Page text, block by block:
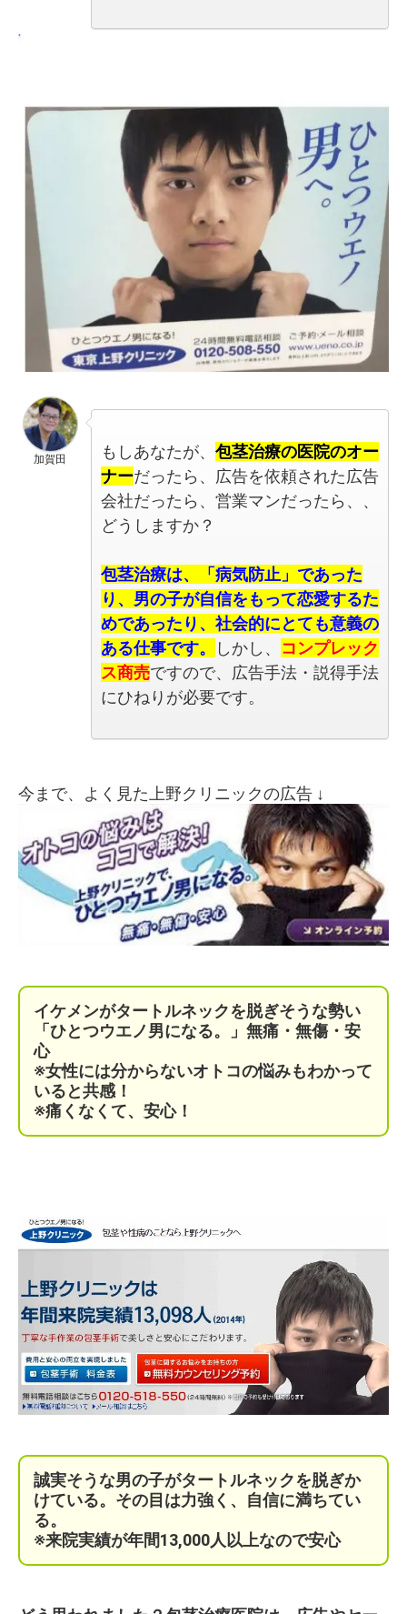
加賀田 もしあなたが、 包茎治療の医院のオー
ナーだったら、広告を依頼された広告
会社だったら、営業マンだったら、、
どうしますか？
包茎治療は、「病気防止」であった
り、男の子が自信をもって恋愛するた
めであったり、社会的にとても意義の
ある仕事です。
しかし、 コンプレック
ス商売ですので、広告手法・説得手法
にひねりが必要です。
今まで、よく見た上野クリニックの広告 ↓
イケメンがタートルネックを脱ぎそうな勢い
「ひとつウエノ男になる。」無痛・無傷・安
心
※女性には分からないオトコの悩みもわかって
いると共感！
※痛くなくて、安心！
誠実そうな男の子がタートルネックを脱ぎか
けている。 その目は力強く、自信に満ちてい
る。
※来院実績が年間13,000人以上なので安心